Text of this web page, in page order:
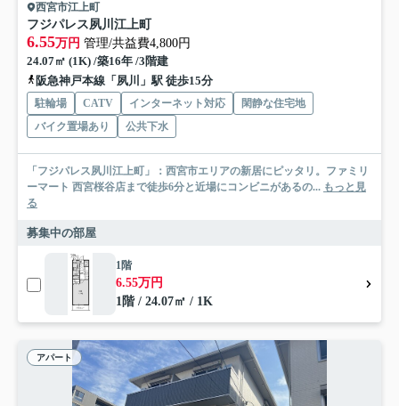
西宮市江上町
フジパレス夙川江上町
6.55万円 管理/共益費4,800円
24.07㎡ (1K) /築16年 /3階建
阪急神戸本線「夙川」駅 徒歩15分
駐輪場 CATV インターネット対応
閑静な住宅地
バイク置場あり
公共下水
「フジパレス夙川江上町」：西宮市エリアの新居にピッタリ。ファミリ
ーマート 西宮桜谷店まで徒歩6分と近場にコンビニがあるの... もっと見
る
募集中の部屋
1階
6.55万円
1階 / 24.07㎡ / 1K
アパート